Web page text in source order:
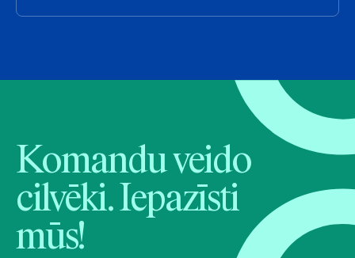
Komandu veido
cilvēki. Iepazīsti
mūs!